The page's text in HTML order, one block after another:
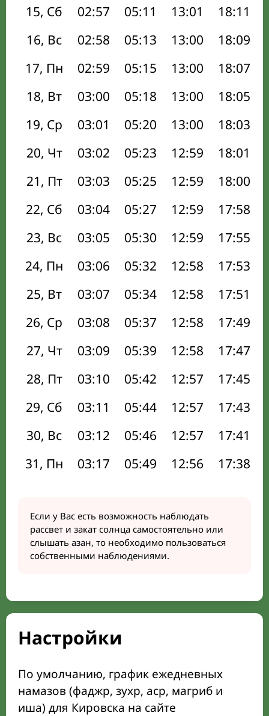
15, Сб
02:57 05:11 13:01 18:11
16, Вс
02:58 05:13 13:00 18:09
17, Пн
02:59 05:15 13:00 18:07
18, Вт
03:00 05:18 13:00 18:05
19, Ср
03:01 05:20 13:00 18:03
20, Чт
03:02 05:23 12:59 18:01
21, Пт
03:03 05:25 12:59 18:00
22, Сб
03:04 05:27 12:59 17:58
23, Вс
03:05 05:30 12:59 17:55
24, Пн
03:06 05:32 12:58 17:53
25, Вт
03:07 05:34 12:58 17:51
26, Ср
03:08 05:37 12:58 17:49
27, Чт
03:09 05:39 12:58 17:47
28, Пт
03:10 05:42 12:57 17:45
29, Сб
03:11 05:44 12:57 17:43
30, Вс
03:12 05:46 12:57 17:41
31, Пн
03:17 05:49 12:56 17:38
Если у Вас есть возможность наблюдать
рассвет и закат солнца самостоятельно или
слышать азан, то необходимо пользоваться
собственными наблюдениями.
Настройки
По умолчанию, график ежедневных
намазов (фаджр, зухр, аср, магриб и
иша) для Кировска на сайте